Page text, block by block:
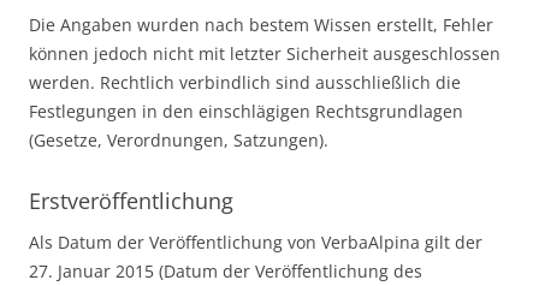
Die Angaben wurden nach bestem Wissen erstellt, Fehler
können jedoch nicht mit letzter Sicherheit ausgeschlossen
werden. Rechtlich verbindlich sind ausschließlich die
Festlegungen in den einschlägigen Rechtsgrundlagen
(Gesetze, Verordnungen, Satzungen).
Erstveröffentlichung
Als Datum der Veröffentlichung von VerbaAlpina gilt der
27. Januar 2015 (Datum der Veröffentlichung des